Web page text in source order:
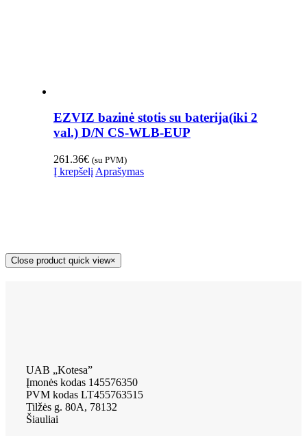
EZVIZ bazinė stotis su baterija(iki 2
val.) D/N CS-WLB-EUP
261.36€ (su PVM)
Į krepšelį Aprašymas
Close product quick view×
UAB „Kotesa”
Įmonės kodas 145576350
PVM kodas LT455763515
Tilžės g. 80A, 78132
Šiauliai